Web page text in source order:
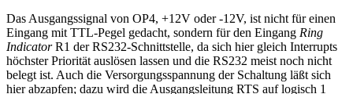
Das Ausgangssignal von OP4, +12V oder -12V, ist nicht für einen
Eingang mit TTL-Pegel gedacht, sondern für den Eingang Ring
IndicatorR1 der RS232-Schnittstelle, da sich hier gleich Interrupts
höchster Priorität auslösen lassen und die RS232 meist noch nicht
belegt ist. Auch die Versorgungsspannung der Schaltung läßt sich
hier abzapfen; dazu wird die Ausgangsleitung RTS auf logisch 1